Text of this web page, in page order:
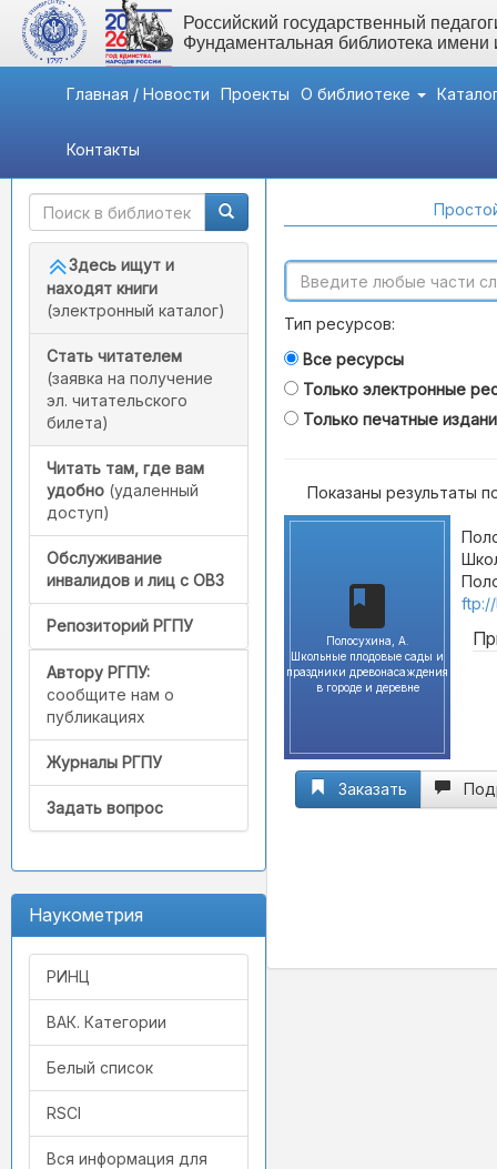
Российский государственный
Фундаментальная библиотека
Главная / Новости Проекты О библиотеке
Контакты
Быстрый доступ
Здесь ищут и
находят книги
(электронный каталог)
Стать читателем
(заявка на получение
эл. читательского
билета)
Читать там, где вам
удобно (удаленный
доступ)
Обслуживание
инвалидов и лиц с ОВЗ
Репозиторий РГПУ
Автору РГПУ:
сообщите нам о
публикациях
Журналы РГПУ
Задать вопрос
Наукометрия
РИНЦ
ВАК. Категории
Белый список
RSCI
Вся информация для
Тип ресурсов:
Все ресурсы
Только электронные
Только печатные
Показаны результаты
Полосухина, А.
Школьные плодовые сады и
праздники древонасаждения
в городе и деревне
Заказать